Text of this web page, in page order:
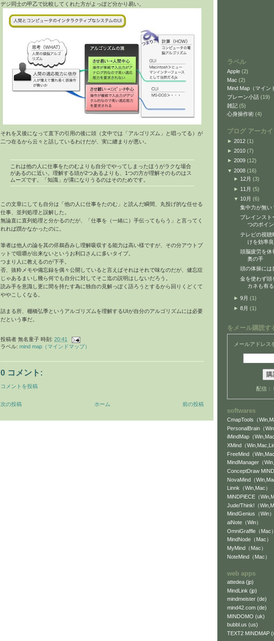
デジ同士の甲乙で比較してくれた方がよっぽど分かり易い。
それを又後になって直下の引用の後に頭（文中では「アルゴリズム」と唱ってる）が
二つ在るから云々と話しているわけだが、実に纏まりが悪い。
これは他の人に仕事をたのむよりも自分でやってしまったほうがラクな場合
があるのに近い。理解する頭が2つあるよりも、1つの方が理解そのものはス
ムーズです。「知識」が溝になりうるのはそのためです。
この文章にしても自分は「他の人に仕事をたのむ」と読んだ瞬間、丸投げ的な任せる
仕事、並列処理と誤解した。
無論直に直列処理と分かるのだが、「仕事を（一緒に）手伝ってもらう」と言ってく
れれば躓かなかったのに。
筆者は他人の論を其の侭鵜呑みし理解吸収する能力は高い様ですが、その分アウトプ
ットで咀嚼が出来ないというお利口さんに多いタイプ。
つまり人に教えるのが下手。
否、抜粋メモや備忘録を偶々公開していると言えばそれはそれで味なのだが、健忘症
じゃあるまいし幾ら何でも自分に対してそこ迄の説明はしないだろう。
読み手を意識し更に間を持たす為に独自の見解っぽく語ろうとするから回りくどくて
ややこしくなる。
詰まる所、棚橋弘季というアルゴリズムを理解するUIが自分のアルゴリズムには必要
だという事だ。
投稿者 無名童子 時刻: 20:41
ラベル: mind map（マインドマップ）
0 コメント:
コメントを投稿
次の投稿 前の投稿
ホーム
ラベル
Apple (2)
Mac (2)
Mind Map（マイン
ブレーン小話 (19)
雑記 (5)
心身操作術 (4)
ブログ アーカ
► 2012 (1)
► 2010 (7)
► 2009 (12)
▼ 2008 (16)
► 12月 (3)
► 11月 (5)
▼ 10月 (6)
集中力が無い
ブレインスト
つのポイン
テレビの視聴
けを効率
頭脳疲労を休
奥の手
頭の体操には
金を使わず頭
カネも有
► 9月 (1)
► 8月 (1)
をメール購読す
メールアドレス
配信：
softwares
CmapTools（
PersonalBrain（
iMindMap（
XMind（
FreeMind（
MindManager（
ConceptDraw
NovaMind（
Linnk（Win,Mac）
MiNDPiECE（
Jude/Think!（
MindGenius（Win）
aiNote（Win）
OmniGraffle（Mac）
MindNode（Mac）
MyMind（Mac）
NoteMind（Mac）
web apps
attedea (jp)
MindLink (jp)
mindmeister (de)
mind42.com (de)
MINDOMO (uk)
bubbl.us (us)
TEXT2 MINDMAP